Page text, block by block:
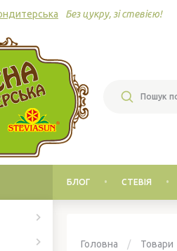
Без цукру, зі стевією!
БЛОГ СТЕВІЯ
Головна Товари